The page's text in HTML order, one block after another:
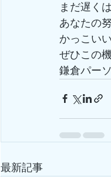
まだ遅く
あなたの
かっこい
ぜひこの
鎌倉パー
最新記事